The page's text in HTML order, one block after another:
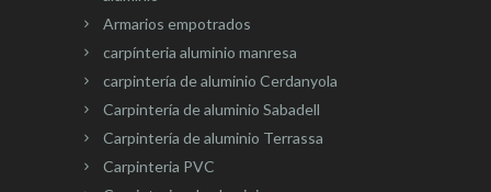
Armarios empotrados
carpínteria aluminio manresa
carpintería de aluminio Cerdanyola
Carpintería de aluminio Sabadell
Carpintería de aluminio Terrassa
Carpinteria PVC